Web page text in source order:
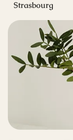
Prévoyance
Monument
Livraison
Blog
Strasbourg